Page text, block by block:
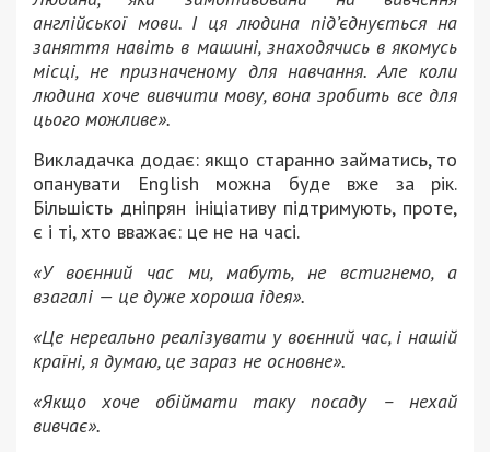
англійської мови. І ця людина під’єднується на
заняття навіть в машині, знаходячись в якомусь
місці, не призначеному для навчання. Але коли
людина хоче вивчити мову, вона зробить все для
цього можливе».
Викладачка додає: якщо старанно займатись, то
опанувати English можна буде вже за рік.
Більшість дніпрян ініціативу підтримують, проте,
є і ті, хто вважає: це не на часі.
«У воєнний час ми, мабуть, не встигнемо, а
взагалі — це дуже хороша ідея».
«Це нереально реалізувати у воєнний час, і нашій
країні, я думаю, це зараз не основне».
«Якщо хоче обіймати таку посаду – нехай
вивчає».